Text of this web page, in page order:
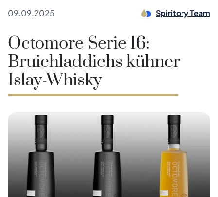
09.09.2025 Spiritory Team
Octomore Serie 16:
Bruichladdichs kühner
Islay-Whisky